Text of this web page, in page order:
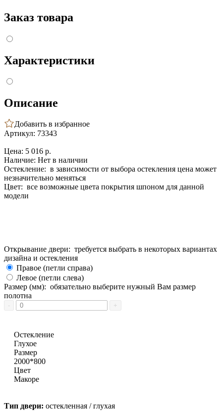
Заказ товара
Характеристики
Описание
Добавить в избранное
Артикул: 73343
Цена: 5 016 p.
Наличие: Нет в наличии
Остекление: в зависимости от выбора остекления цена может
незначительно меняться
Цвет: все возможные цвета покрытия шпоном для данной
модели
Открывание двери: требуется выбрать в некоторых вариантах
дизайна и остекления
Правое (петли справа)
Левое (петли слева)
Размер (мм): обязательно выберите нужный Вам размер
полотна
Остекление
Глухое
Размер
2000*800
Цвет
Макоре
Тип двери: остекленная / глухая